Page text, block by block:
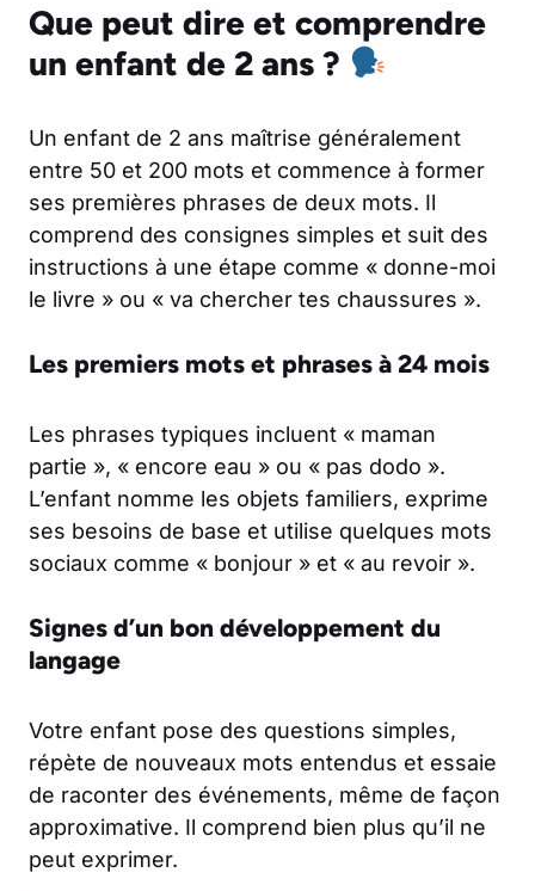
Que peut dire et comprendre
un enfant de 2 ans ?
Un enfant de 2 ans maîtrise généralement
entre 50 et 200 mots et commence à former
ses premières phrases de deux mots. Il
comprend des consignes simples et suit des
instructions à une étape comme « donne-moi
le livre » ou « va chercher tes chaussures ».
Les premiers mots et phrases à 24 mois
Les phrases typiques incluent « maman
partie », « encore eau » ou « pas dodo ».
L’enfant nomme les objets familiers, exprime
ses besoins de base et utilise quelques mots
sociaux comme « bonjour » et « au revoir ».
Signes d’un bon développement du
langage
Votre enfant pose des questions simples,
répète de nouveaux mots entendus et essaie
de raconter des événements, même de façon
approximative. Il comprend bien plus qu’il ne
peut exprimer.